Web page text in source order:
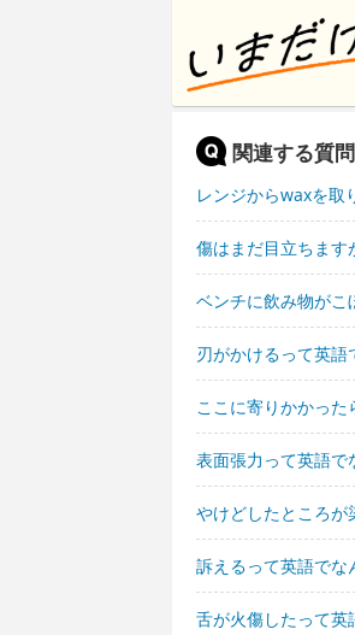
関連する質問
レンジからwaxを取
傷はまだ目立ちます
ベンチに飲み物がこ
刃がかけるって英語
ここに寄りかかった
表面張力って英語で
やけどしたところが
訴えるって英語でな
舌が火傷したって英